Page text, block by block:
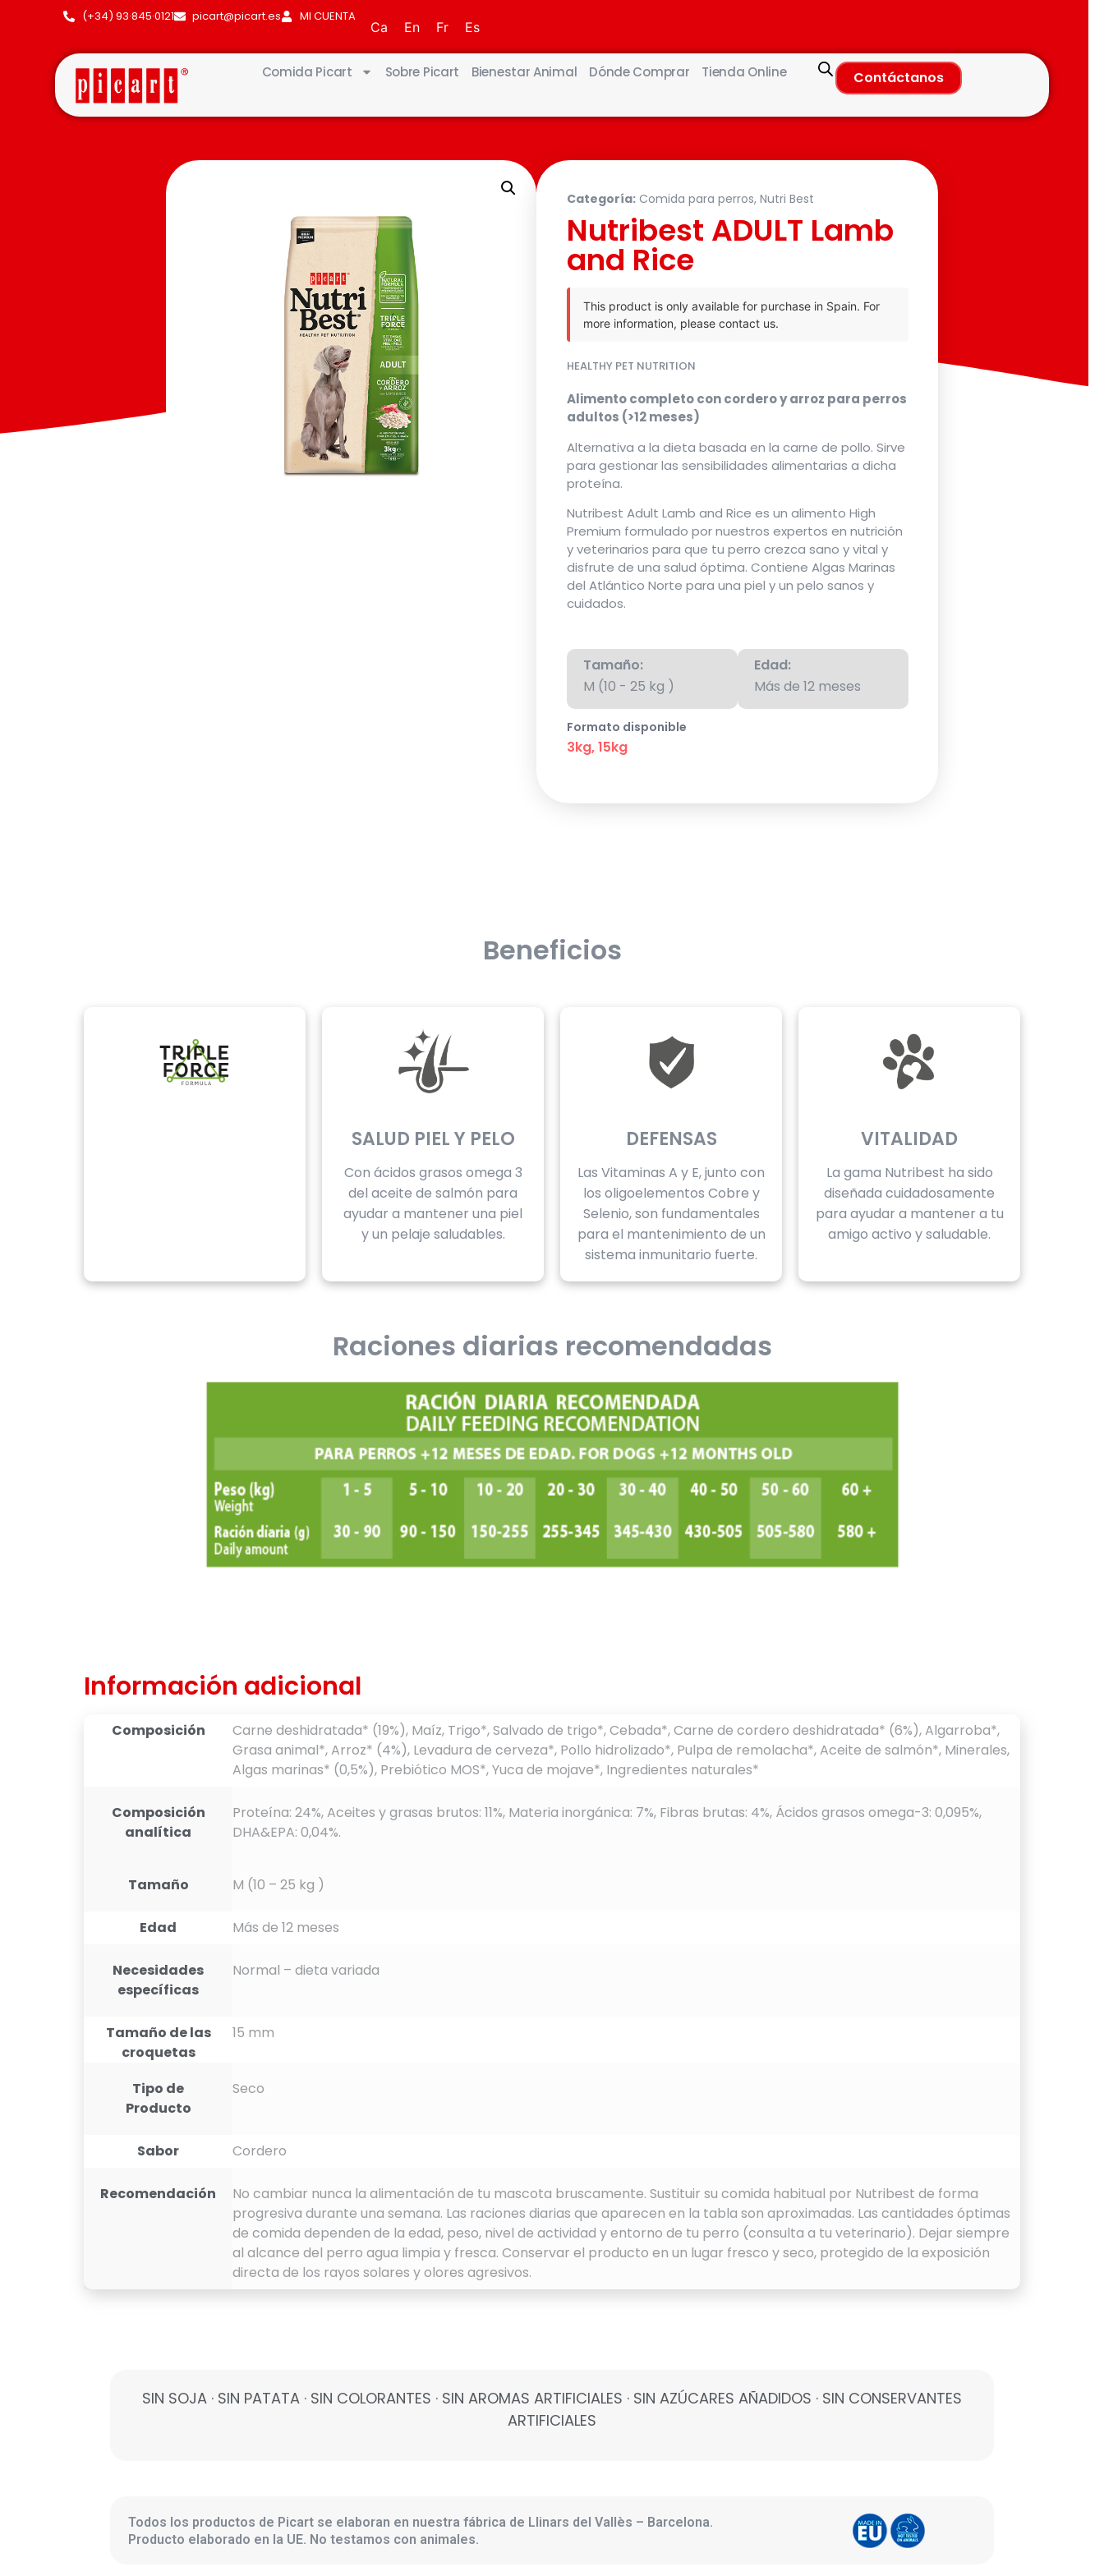
(+34) 93·845·0121 picart@picart.es MI CUENTA
Ca En Fr Es
Comida Picart Sobre Picart Bienestar Animal Dónde Comprar Tienda Online Contáctanos
Categoría: Comida para perros, Nutri Best
Nutribest ADULT Lamb
and Rice
This product is only available for purchase in Spain. For
more information, please contact us.
HEALTHY PET NUTRITION
Alimento completo con cordero y arroz para perros
adultos (>12 meses)
Alternativa a la dieta basada en la carne de pollo. Sirve
para gestionar las sensibilidades alimentarias a dicha
proteína.
Nutribest Adult Lamb and Rice es un alimento High
Premium formulado por nuestros expertos en nutrición
y veterinarios para que tu perro crezca sano y vital y
disfrute de una salud óptima. Contiene Algas Marinas
del Atlántico Norte para una piel y un pelo sanos y
cuidados.
Tamaño:
M (10 - 25 kg )
Edad:
Más de 12 meses
Formato disponible
3kg, 15kg
Beneficios
SALUD PIEL Y PELO
Con ácidos grasos omega 3
del aceite de salmón para
ayudar a mantener una piel
y un pelaje saludables.
DEFENSAS
Las Vitaminas A y E, junto con
los oligoelementos Cobre y
Selenio, son fundamentales
para el mantenimiento de un
sistema inmunitario fuerte.
VITALIDAD
La gama Nutribest ha sido
diseñada cuidadosamente
para ayudar a mantener a tu
amigo activo y saludable.
Raciones diarias recomendadas
Información adicional
Composición
Carne deshidratada* (19%), Maíz, Trigo*, Salvado de trigo*, Cebada*, Carne de cordero deshidratada* (6%), Algarroba*,
Grasa animal*, Arroz* (4%), Levadura de cerveza*, Pollo hidrolizado*, Pulpa de remolacha*, Aceite de salmón*, Minerales,
Algas marinas* (0,5%), Prebiótico MOS*, Yuca de mojave*, Ingredientes naturales*
Composición
analítica
Proteína: 24%, Aceites y grasas brutos: 11%, Materia inorgánica: 7%, Fibras brutas: 4%, Ácidos grasos omega-3: 0,095%,
DHA&EPA: 0,04%.
Tamaño M (10 – 25 kg )
Edad Más de 12 meses
Necesidades
específicas
Normal – dieta variada
Tamaño de las
croquetas
15 mm
Tipo de
Producto
Seco
Sabor Cordero
Recomendación
No cambiar nunca la alimentación de tu mascota bruscamente. Sustituir su comida habitual por Nutribest de forma
progresiva durante una semana. Las raciones diarias que aparecen en la tabla son aproximadas. Las cantidades óptimas
de comida dependen de la edad, peso, nivel de actividad y entorno de tu perro (consulta a tu veterinario). Dejar siempre
al alcance del perro agua limpia y fresca. Conservar el producto en un lugar fresco y seco, protegido de la exposición
directa de los rayos solares y olores agresivos.
SIN SOJA · SIN PATATA · SIN COLORANTES · SIN AROMAS ARTIFICIALES · SIN AZÚCARES AÑADIDOS · SIN CONSERVANTES
ARTIFICIALES
Todos los productos de Picart se elaboran en nuestra fábrica de Llinars del Vallès – Barcelona.
Producto elaborado en la UE. No testamos con animales.